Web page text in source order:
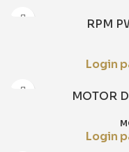
RPM
Login
MOTOR
Login